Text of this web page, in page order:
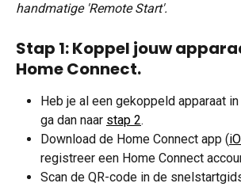
handmatige 'Remote Start'.
Stap 1: Koppel jouw
Home Connect.
Heb je al een gekoppeld apparaat
ga dan naar stap 2.
Download de Home Connect app (
registreer een Home Connect
Scan de QR-code in de